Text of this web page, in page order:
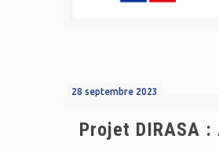
28 septembre 2023
Projet DIRASA